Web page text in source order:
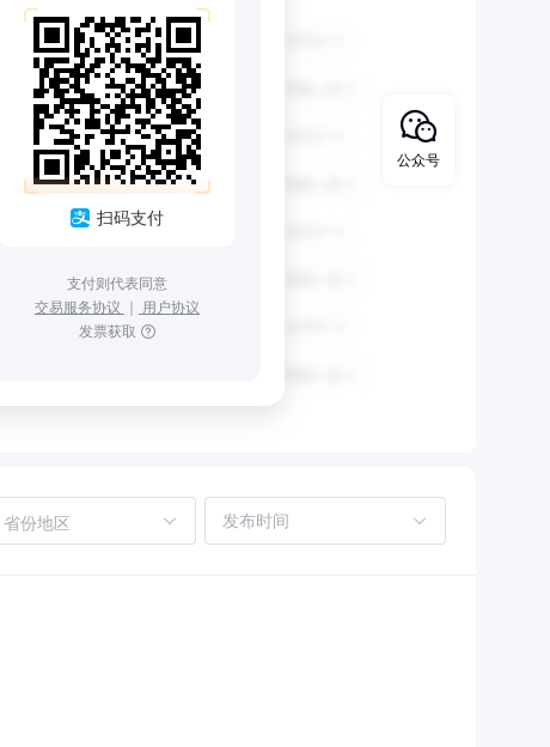
扫码支付
支付则代表同意
交易服务协议 ｜ 用户协议
发票获取
省份地区
公众号